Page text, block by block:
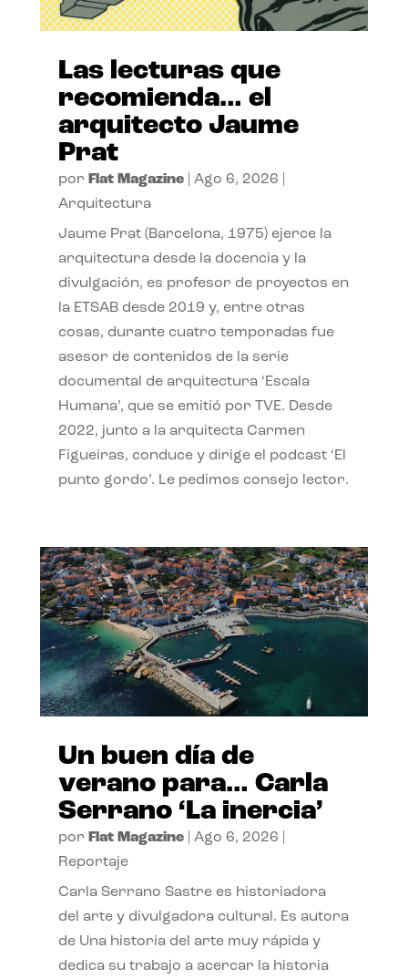
Las lecturas que
recomienda… el
arquitecto Jaume
Prat
por Flat Magazine| Ago 6, 2026
Arquitectura
Jaume Prat (Barcelona, 1975) ejerce la
arquitectura desde la docencia y la
divulgación, es profesor de proyectos en
la ETSAB desde 2019 y, entre otras
cosas, durante cuatro temporadas fue
asesor de contenidos de la serie
documental de arquitectura ‘Escala
Humana’, que se emitió por TVE. Desde
2022, junto a la arquitecta Carmen
Figueiras, conduce y dirige el podcast ‘El
punto gordo’. Le pedimos consejo lector.
Un buen día de
verano para… Carla
Serrano ‘La inercia’
por Flat Magazine| Ago 6, 2026
Reportaje
Carla Serrano Sastre es historiadora
del arte y divulgadora cultural. Es autora
de Una historia del arte muy rápida y
dedica su trabajo a acercar la historia